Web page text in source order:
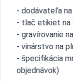
- dodávateľa
- tlač etikiet na
- gravírovanie
- vinárstvo na
- špecifikácia
objednávok)